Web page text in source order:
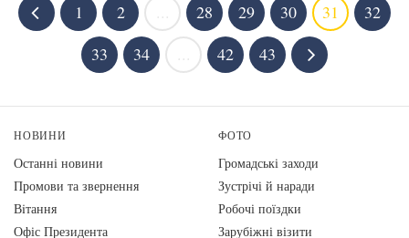
1 2 28 29 30 31
32
33
34 42 43
НОВИНИ
Останні новини
Промови та звернення
Вiтання
Офіс Президента
ФОТО
Громадські заходи
Зустрічі й наради
Робочі поїздки
Зарубіжні візити